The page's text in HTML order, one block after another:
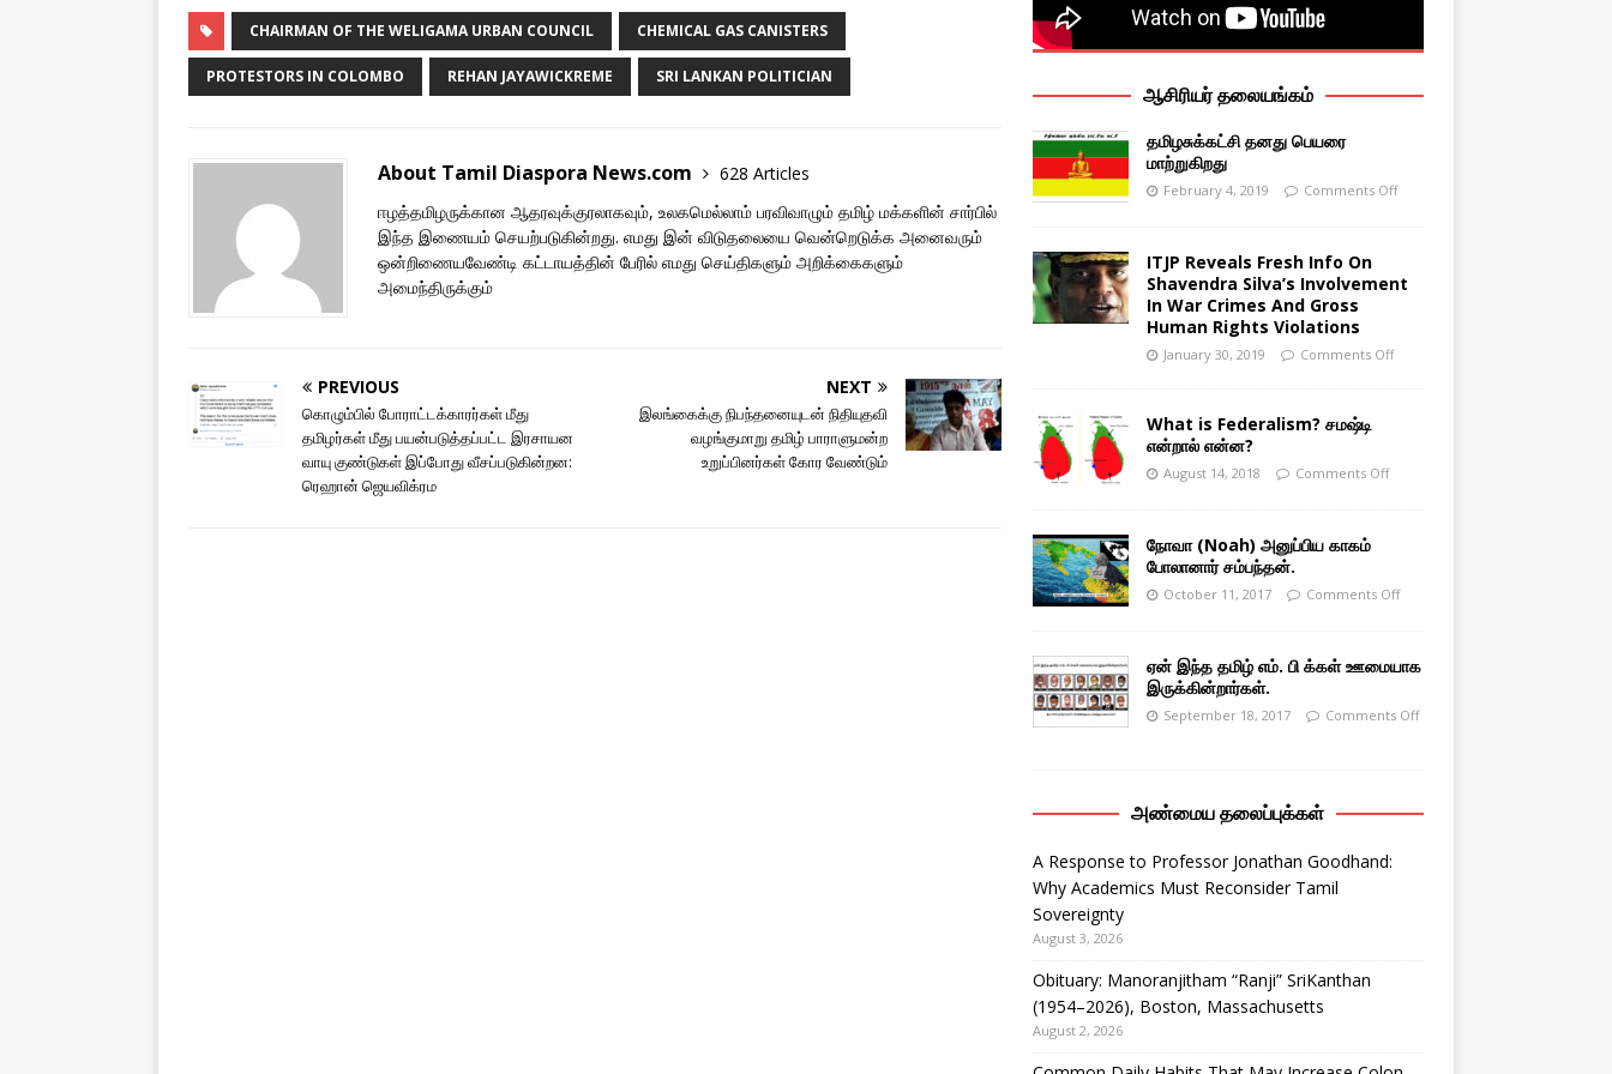
CHAIRMAN OF THE WELIGAMA URBAN COUNCIL CHEMICAL GAS CANISTERS
PROTESTORS IN COLOMBO REHAN JAYAWICKREME SRI LANKAN POLITICIAN
About Tamil Diaspora News.com
628 Articles
ஈழத்தமிழருக்கான ஆதரவுக்குரலாகவும், உலகமெல்லாம் பரவிவாழும் தமிழ் மக்களின் சார்பில்
இந்த இணையம் செயற்படுகின்றது. எமது இன் விடுதலையை வென்றெடுக்க அனைவரும்
ஒன்றிணையவேண்டி கட்டாயத்தின் பேரில் எமது செய்திகளும் அறிக்கைகளும்
அமைந்திருக்கும்
PREVIOUS
கொழும்பில் போராட்டக்காரர்கள் மீது
தமிழர்கள் மீது பயன்படுத்தப்பட்ட இரசாயன
வாயு குண்டுகள் இப்போது வீசப்படுகின்றன:
ரெஹான் ஜெயவிக்ரம
NEXT
இலங்கைக்கு நிபந்தனையுடன் நிதியுதவி
வழங்குமாறு தமிழ் பாராளுமன்ற
உறுப்பினர்கள் கோர வேண்டும்
ஆசிரியர் தலையங்கம்
தமிழசுக்கட்சி தனது பெயரை
மாற்றுகிறது
February 4, 2019 Comments Off
ITJP Reveals Fresh Info On
Shavendra Silva’s Involvement
In War Crimes And Gross
Human Rights Violations
January 30, 2019 Comments Off
What is Federalism? சமஷ்டி
என்றால் என்ன?
August 14, 2018 Comments Off
நோவா (Noah) அனுப்பிய காகம்
போலானார் சம்பந்தன்.
October 11, 2017 Comments Off
ஏன் இந்த தமிழ் எம். பி க்கள் ஊமையாக
இருக்கின்றார்கள்.
September 18, 2017 Comments Off
அண்மைய தலைப்புக்கள்
A Response to Professor Jonathan Goodhand:
Why Academics Must Reconsider Tamil
Sovereignty
August 3, 2026
Obituary: Manoranjitham “Ranji” SriKanthan
(1954–2026), Boston, Massachusetts
August 2, 2026